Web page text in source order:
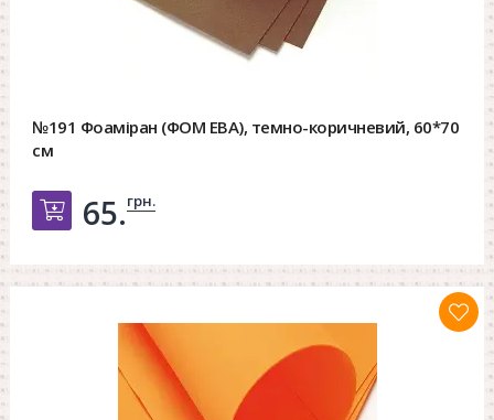
№191 Фоаміран (ФОМ ЕВА), темно-коричневий, 60*70
см
Добавить в корзину
65.грн.